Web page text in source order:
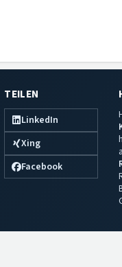
TEILEN
LinkedIn
Xing
Facebook